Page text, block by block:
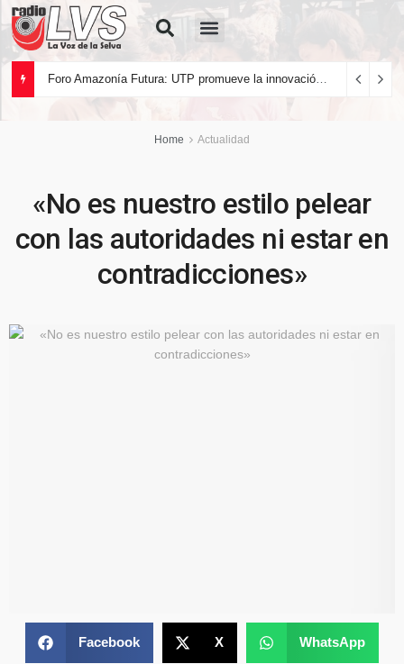
Home Actualidad
«No es nuestro estilo pelear
con las autoridades ni estar en
contradicciones»
Facebook X WhatsApp